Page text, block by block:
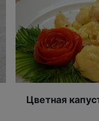
Цветная